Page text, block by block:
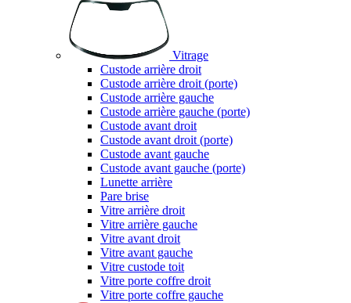
Vitrage
Custode arrière droit
Custode arrière droit (porte)
Custode arrière gauche
Custode arrière gauche (porte)
Custode avant droit
Custode avant droit (porte)
Custode avant gauche
Custode avant gauche (porte)
Lunette arrière
Pare brise
Vitre arrière droit
Vitre arrière gauche
Vitre avant droit
Vitre avant gauche
Vitre custode toit
Vitre porte coffre droit
Vitre porte coffre gauche